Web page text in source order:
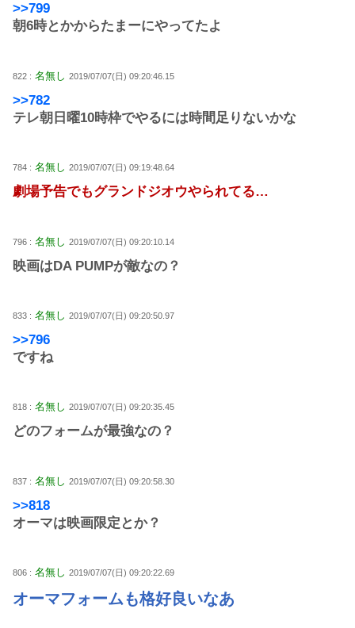
>>799
朝6時とかからたまーにやってたよ
822 : 名無し 2019/07/07(日) 09:20:46.15
>>782
テレ朝日曜10時枠でやるには時間足りないかな
784 : 名無し 2019/07/07(日) 09:19:48.64
劇場予告でもグランドジオウやられてる…
796 : 名無し 2019/07/07(日) 09:20:10.14
映画はDA PUMPが敵なの？
833 : 名無し 2019/07/07(日) 09:20:50.97
>>796
ですね
818 : 名無し 2019/07/07(日) 09:20:35.45
どのフォームが最強なの？
837 : 名無し 2019/07/07(日) 09:20:58.30
>>818
オーマは映画限定とか？
806 : 名無し 2019/07/07(日) 09:20:22.69
オーマフォームも格好良いなあ